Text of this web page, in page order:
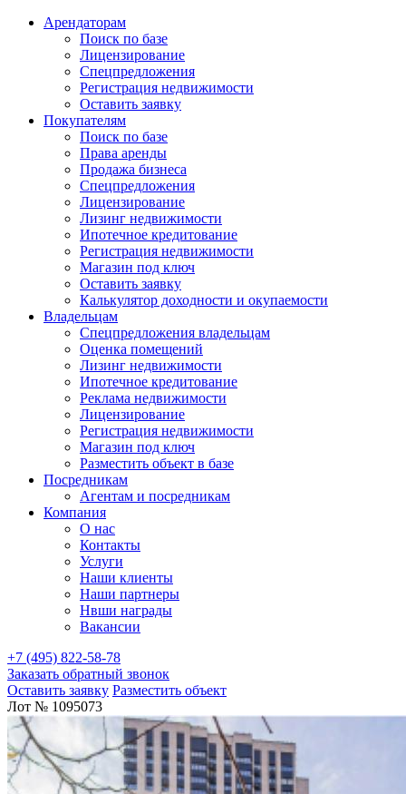
Арендаторам
Поиск по базе
Лицензирование
Спецпредложения
Регистрация недвижимости
Оставить заявку
Покупателям
Поиск по базе
Права аренды
Продажа бизнеса
Спецпредложения
Лицензирование
Лизинг недвижимости
Ипотечное кредитование
Регистрация недвижимости
Магазин под ключ
Оставить заявку
Калькулятор доходности и окупаемости
Владельцам
Спецпредложения владельцам
Оценка помещений
Лизинг недвижимости
Ипотечное кредитование
Реклама недвижимости
Лицензирование
Регистрация недвижимости
Магазин под ключ
Разместить объект в базе
Посредникам
Агентам и посредникам
Компания
О нас
Контакты
Услуги
Наши клиенты
Наши партнеры
Нвши награды
Вакансии
+7 (495) 822-58-78
Заказать обратный звонок
Оставить заявку Разместить объект
Лот № 1095073